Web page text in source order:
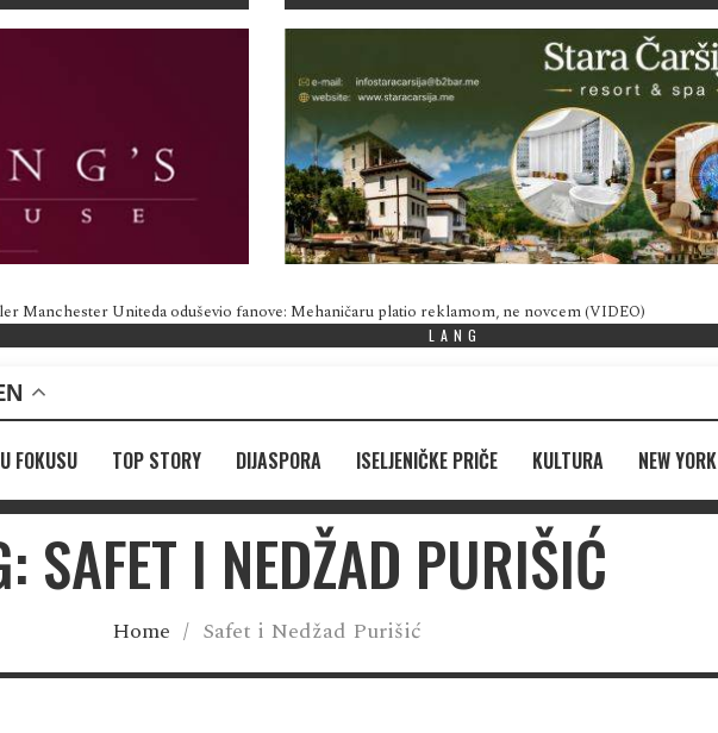
Manchester Uniteda oduševio fanove: Mehaničaru platio reklamom, ne novcem (VIDEO)
LANG
U FOKUSU TOP STORY DIJASPORA ISELJENIČKE PRIČE KULTURA NEW YORK
SAFET I NEDŽAD PURIŠIĆ
Home / Safet i Nedžad Purišić